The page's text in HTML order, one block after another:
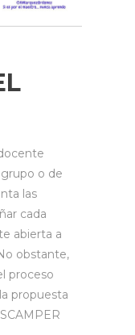
o de
las
cada
abierta a
obstante,
proceso
propuesta